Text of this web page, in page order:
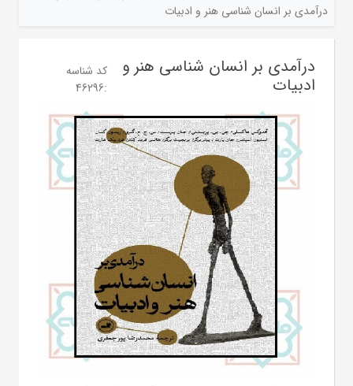
درآمدی بر انسان شناسی هنر و ادبیات
درآمدی بر انسان شناسی هنر و
ادبیات
کد شناسه
:
46296